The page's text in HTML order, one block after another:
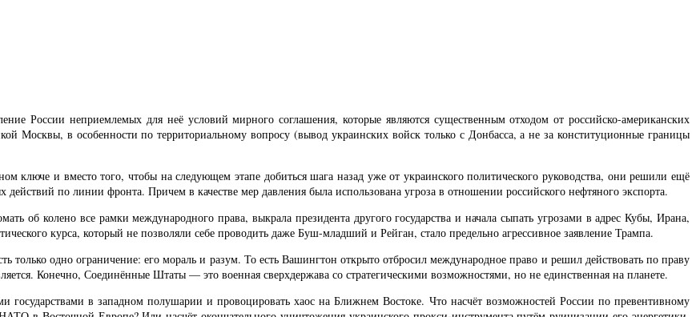
России неприемлемых для неё условий мирного соглашения, которые являются существенным отходом от российско-американских
Москвы, в особенности по территориальному вопросу (вывод украинских войск только с Донбасса, а не за конституционные границы
и вместо того, чтобы на следующем этапе добиться шага назад уже от украинского политического руководства, они решили ещё
действий по линии фронта. Причем в качестве мер давления была использована угроза в отношении российского нефтяного экспорта.
об колено все рамки международного права, выкрала президента другого государства и начала сыпать угрозами в адрес Кубы, Ирана,
курса, который не позволяли себе проводить даже Буш-младший и Рейган, стало предельно агрессивное заявление Трампа.
одно ограничение: его мораль и разум. То есть Вашингтон открыто отбросил международное право и решил действовать по праву
Конечно, Соединённые Штаты — это военная сверхдержава со стратегическими возможностями, но не единственная на планете.
государствами в западном полушарии и провоцировать хаос на Ближнем Востоке. Что насчёт возможностей России по превентивному